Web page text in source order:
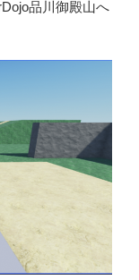
品川御殿山へ